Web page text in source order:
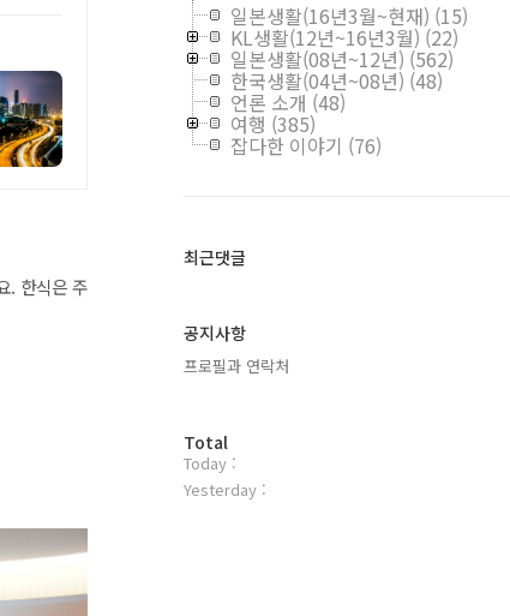
. 한식은 주
일본생활(16년3월~현재) (15)
KL생활(12년~16년3월) (22)
일본생활(08년~12년) (562)
한국생활(04년~08년) (48)
언론 소개 (48)
여행 (385)
잡다한 이야기 (76)
최근댓글
공지사항
프로필과 연락처
방
문
자
Total
Today :
Yesterday :